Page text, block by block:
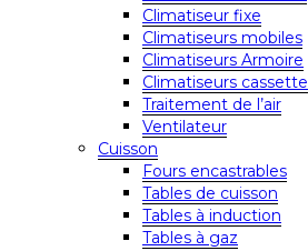
Climatiseur fixe
Climatiseurs mobiles
Climatiseurs Armoire
Climatiseurs cassette
Traitement de l’air
Ventilateur
Cuisson
Fours encastrables
Tables de cuisson
Tables à induction
Tables à gaz